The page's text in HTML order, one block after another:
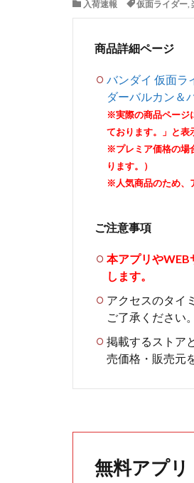
入荷速報 仮面ライダー,
商品詳細ページ
バンダイ 仮面ラ
ダーバルカン＆
※実際の商品ページ
ております。」と表
※プレミア価格の場
ります。）
※人気商品のため、
ご注意事項
本アプリやWEB
します。
アクセスのタイ
ご了承ください。
掲載するストア
売価格・販売元
無料アプ